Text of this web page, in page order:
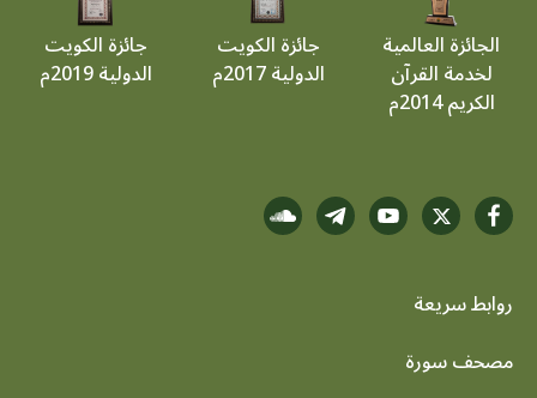
الجائزة العالمية
لخدمة القرآن
الكريم 2014م
جائزة الكويت
الدولية 2017م
جائزة الكويت
الدولية 2019م
روابط سريعة
footer menu
مصحف سورة